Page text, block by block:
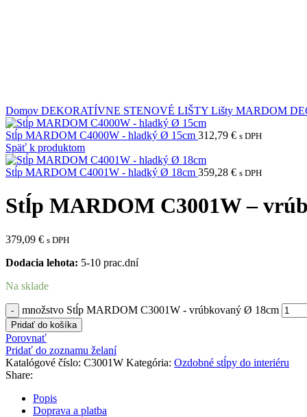
Domov DEKORATÍVNE STENOVÉ LIŠTY Lišty MARDOM
Stĺp MARDOM C4000W - hladký Ø 15cm 312,79 € s DPH
Späť k produktom
Stĺp MARDOM C4001W - hladký Ø 18cm 359,28 € s DPH
Stĺp MARDOM C3001W –
379,09 € s DPH
Dodacia lehota: 5-10 prac.dní
Na sklade
množstvo Stĺp MARDOM C3001W - vrúbkovaný Ø 18cm
Pridať do košíka
Porovnať
Pridať do zoznamu želaní
Katalógové číslo: C3001W Kategória: Ozdobné stĺpy do interiéru
Share:
Popis
Doprava a platba